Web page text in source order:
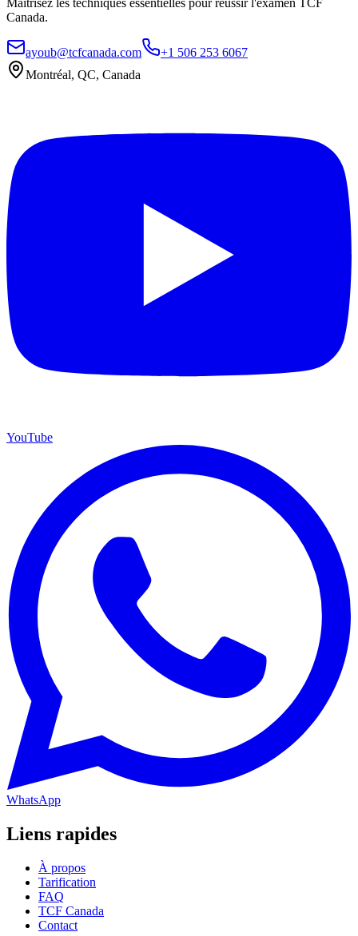
Canada.
ayoub@tcfcanada.com
+1 506 253 6067
Montréal, QC, Canada
YouTube
WhatsApp
Liens rapides
À propos
Tarification
FAQ
TCF Canada
Contact